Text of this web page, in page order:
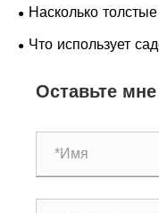
Насколько
Что использует
Оставьте